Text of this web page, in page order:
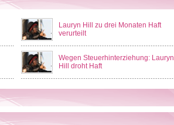
Lauryn Hill zu drei Monaten Haft
verurteilt
Wegen Steuerhinterziehung: Lauryn
Hill droht Haft